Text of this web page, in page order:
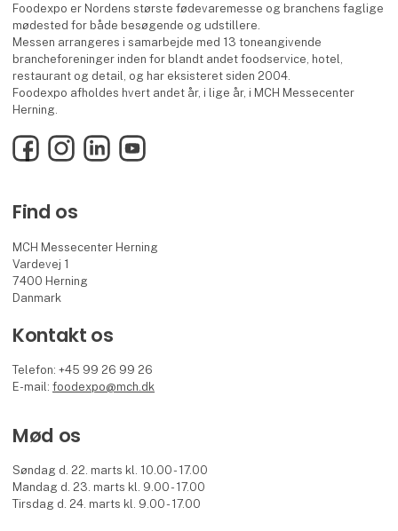
Foodexpo er Nordens største fødevaremesse og branchens faglige
mødested for både besøgende og udstillere.
Messen arrangeres i samarbejde med 13 toneangivende
brancheforeninger inden for blandt andet foodservice, hotel,
restaurant og detail, og har eksisteret siden 2004.
Foodexpo afholdes hvert andet år, i lige år, i MCH Messecenter
Herning.
FacebookInstagramLinkedInYouTube
Find os
MCH Messecenter Herning
Vardevej 1
7400 Herning
Danmark
Kontakt os
Telefon: +45 99 26 99 26
E-mail:foodexpo@mch.dk
Mød os
Søndag d. 22. marts kl. 10.00 - 17.00
Mandag d. 23. marts kl. 9.00 - 17.00
Tirsdag d. 24. marts kl. 9.00 - 17.00